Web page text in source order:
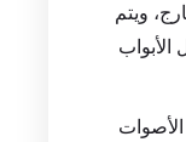
ويتم
الأبواب